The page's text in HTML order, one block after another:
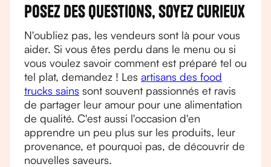
Posez des questions, soyez curieux
N'oubliez pas, les vendeurs sont là pour vous
aider. Si vous êtes perdu dans le menu ou si
vous voulez savoir comment est préparé tel ou
tel plat, demandez ! Les artisans des food
trucks sains sont souvent passionnés et ravis
de partager leur amour pour une alimentation
de qualité. C'est aussi l'occasion d'en
apprendre un peu plus sur les produits, leur
provenance, et pourquoi pas, de découvrir de
nouvelles saveurs.